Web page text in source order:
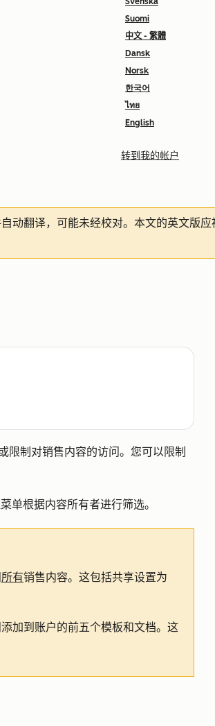
Suomi
中文 - 繁體
Dansk
Norsk
한국어
ไทย
English
转到我的帐户
动翻译，可能未经校对。本文的英文版
限制对销售内容的访问。您可以限制
单根据内容所有者进行筛选。
所有销售内容。这包括共享设置为
加到账户的前五个模板和文档。这